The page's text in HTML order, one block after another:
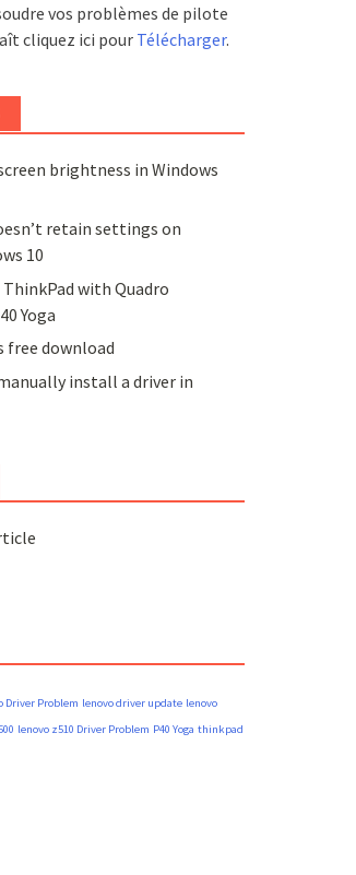
vos problèmes de pilote
cliquez ici pour Télécharger.
brightness in Windows
retain settings on
10
with Quadro
Yoga
free download
install a driver in
Driver Problem lenovo driver update lenovo
lenovo z510 Driver Problem P40 Yoga thinkpad